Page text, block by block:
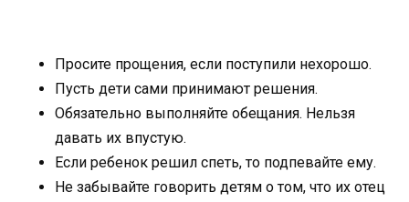
Просите прощения, если поступили нехорошо.
Пусть дети сами принимают решения.
Обязательно выполняйте обещания. Нельзя
давать их впустую.
Если ребенок решил спеть, то подпевайте ему.
Не забывайте говорить детям о том, что их отец